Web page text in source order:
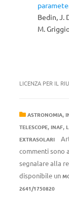
Bedin, J.
M.
LICENZA PER IL
ASTRONOMIA,
TELESCOPE, INAF,
EXTRASOLARI
commenti sono
segnalare alla
disponibile un
2641/1750820